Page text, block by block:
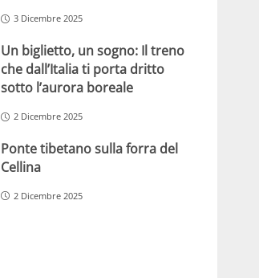
3 Dicembre 2025
Un biglietto, un sogno: Il treno
che dall’Italia ti porta dritto
sotto l’aurora boreale
2 Dicembre 2025
Ponte tibetano sulla forra del
Cellina
2 Dicembre 2025